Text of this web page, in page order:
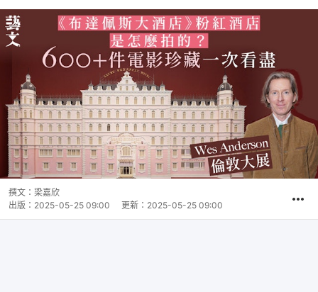
撰文： 梁嘉欣
出版： 2025-05-25 09:00 更新： 2025-05-25 09:00